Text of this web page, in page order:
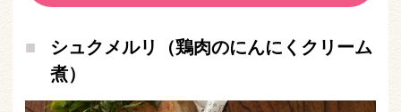
シュクメルリ（鶏肉のにんにくクリーム
煮）